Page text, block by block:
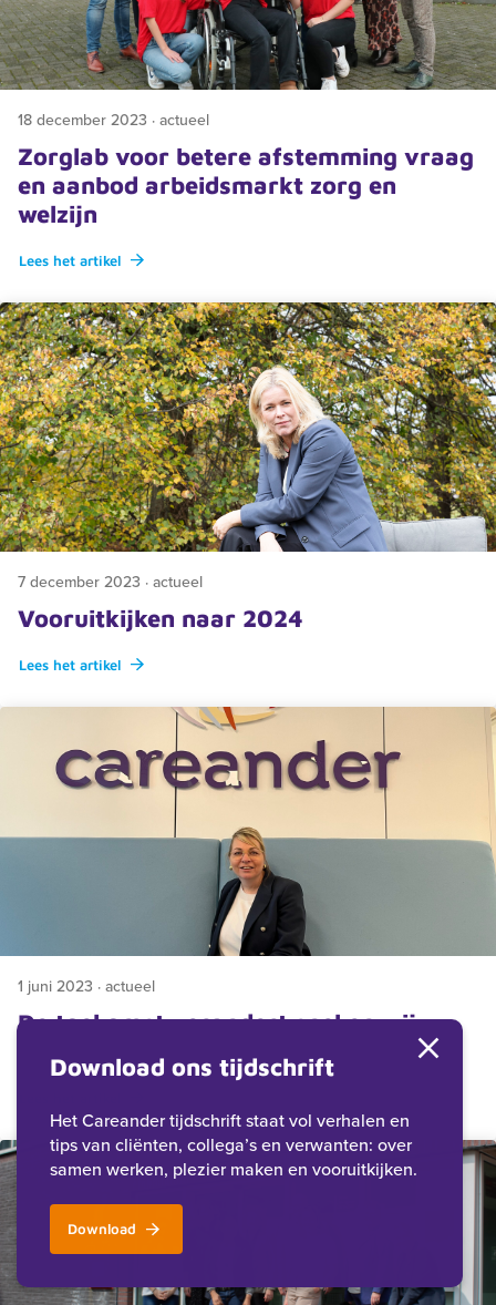
18 december 2023 · actueel
Zorglab voor betere afstemming vraag
en aanbod arbeidsmarkt zorg en
welzijn
Lees het artikel
7 december 2023 · actueel
Vooruitkijken naar 2024
Lees het artikel
1 juni 2023 · actueel
De toekomst verandert snel en wij
bewegen continue mee
Download ons tijdschrift
Het Careander tijdschrift staat vol verhalen en
tips van cliënten, collega’s en verwanten: over
samen werken, plezier maken en vooruitkijken.
Download